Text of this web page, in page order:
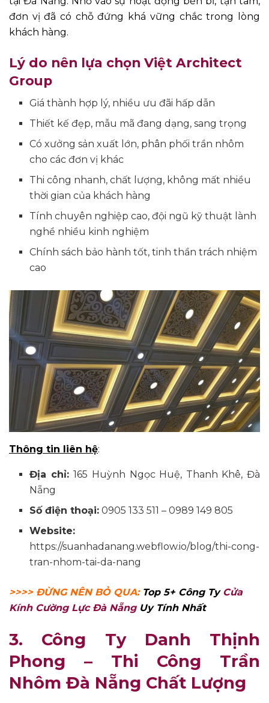
đơn vị đã có chỗ đứng khá vững chắc trong lòng
khách hàng.
Lý do nên lựa chọn Việt Architect
Group
Giá thành hợp lý, nhiều ưu đãi hấp dẫn
Thiết kế đẹp, mẫu mã đang dạng, sang trọng
Có xưởng sản xuất lớn, phân phối trần nhôm
cho các đơn vị khác
Thi công nhanh, chất lượng, không mất nhiều
thời gian của khách hàng
Tính chuyên nghiệp cao, đội ngũ kỹ thuật lành
nghề nhiều kinh nghiệm
Chính sách bảo hành tốt, tinh thần trách nhiệm
cao
Thông tin liên hệ:
Địa chỉ:165 Huỳnh Ngọc Huệ, Thanh Khê, Đà
Nẵng
Số điện thoại: 0905 133 511 – 0989 149 805
Website:
https://suanhadanang.webflow.io/blog/thi-cong-
tran-nhom-tai-da-nang
>>>> ĐỪNG NÊN BỎ QUA: Top 5+ Công Ty Cửa
Kính Cường Lực Đà Nẵng Uy Tính Nhất
3. Công Ty Danh Thịnh
Phong – Thi Công Trần
Nhôm Đà Nẵng Chất Lượng